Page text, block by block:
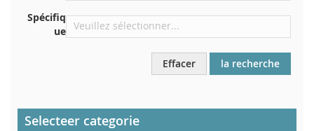
Spécifiq
ue
Effacer la recherche
Selecteer categorie